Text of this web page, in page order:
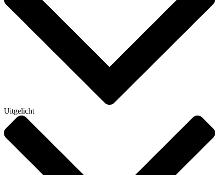
Uitgelicht